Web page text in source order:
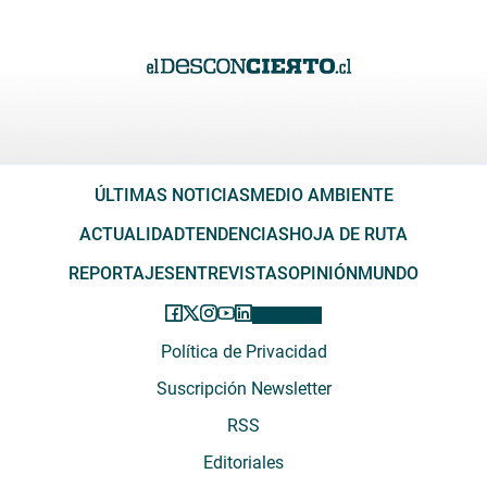
ÚLTIMAS NOTICIASMEDIO AMBIENTE
ACTUALIDADTENDENCIASHOJA DE RUTA
REPORTAJESENTREVISTASOPINIÓNMUNDO
Política de Privacidad
Suscripción Newsletter
RSS
Editoriales